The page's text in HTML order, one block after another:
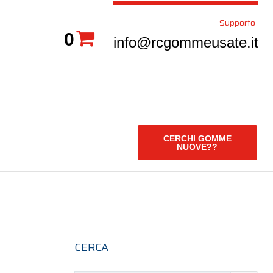
0
Supporto
info@rcgommeusate.it
CERCHI GOMME
NUOVE??
CERCA